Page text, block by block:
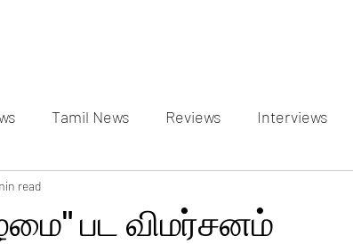
Tamil News Reviews Interviews
Events Gallery
பட விமர்சனம்
read